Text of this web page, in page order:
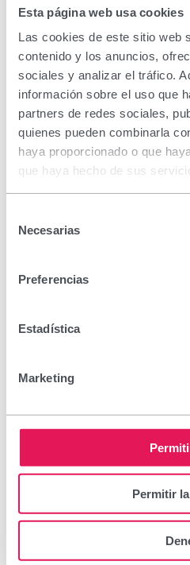
Esta página web usa cookies
Las cookies de este sitio web
contenido y los anuncios,
sociales y analizar el tráfico.
información sobre el uso que
partners de redes sociales,
quienes pueden combinarla
haya proporcionado o que
que haya hecho de sus
Necesarias
Preferencias
Estadística
Marketing
Permitir